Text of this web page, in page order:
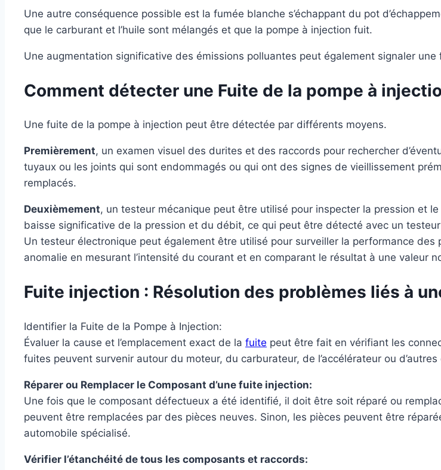
Une autre conséquence possible est la fumée blanche s’échappant du pot
que le carburant et l’huile sont mélangés et que la pompe à injection fuit.
Une augmentation significative des émissions polluantes peut également signaler
Comment détecter une Fuite de la pompe à
Une fuite de la pompe à injection peut être détectée par différents moyens.
Premièrement, un examen visuel des durites et des raccords pour rechercher
tuyaux ou les joints qui sont endommagés ou qui ont des signes de vieillissement
remplacés.
Deuxièmement, un testeur mécanique peut être utilisé pour inspecter la pression et
baisse significative de la pression et du débit, ce qui peut être détecté avec un
Un testeur électronique peut également être utilisé pour surveiller la performance
anomalie en mesurant l’intensité du courant et en comparant le résultat à une valeur
Fuite injection : Résolution des problèmes liés à
Identifier la Fuite de la Pompe à Injection:
Évaluer la cause et l’emplacement exact de la fuite peut être fait en vérifiant les
fuites peuvent survenir autour du moteur, du carburateur, de l’accélérateur ou
Réparer ou Remplacer le Composant d’une fuite injection:
Une fois que le composant défectueux a été identifié, il doit être soit réparé ou
peuvent être remplacées par des pièces neuves. Sinon, les pièces peuvent être
automobile spécialisé.
Vérifier l’étanchéité de tous les composants et raccords: